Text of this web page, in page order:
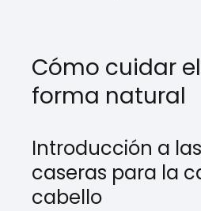
Cómo cuidar
forma natural
Introducción a
caseras para la
cabello